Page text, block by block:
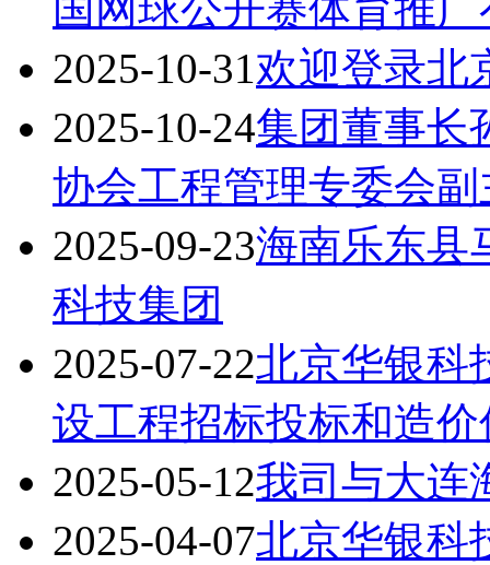
2025-10-31欢迎登录北
2025-10-24集团董事长
协会工程管理专委会
2025-09-23海南乐东县
科技集团
2025-07-22北京华银科
设工程招标投标和造价
2025-05-12我司与大连
2025-04-07北京华银科